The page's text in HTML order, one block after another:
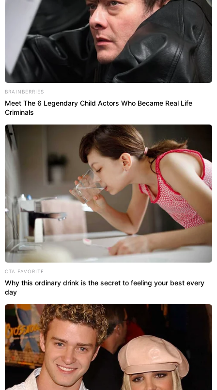
Leia mais:
diz engenheiro
Temas
BRAINBERRIES
Meet The 6 Legendary Child Actors Who Became Real Life
Criminals
CTA FAVORITE
Why this ordinary drink is the secret to feeling your best every
day